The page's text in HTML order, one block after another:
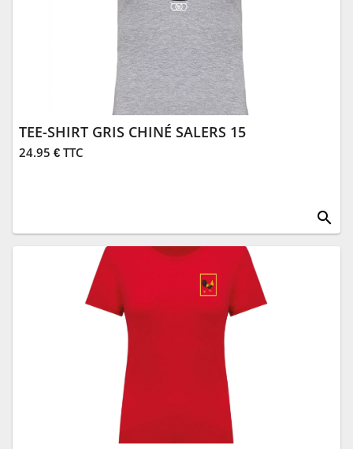
TEE-SHIRT GRIS CHINÉ SALERS 15
24.95 € TTC
search